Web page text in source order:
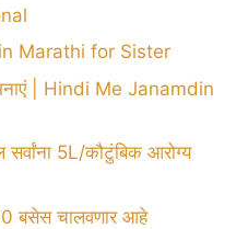
Marathi for Sister
| Hindi Me Janamdin
सर्वांना 5L/कौटुंबिक आरोग्य
बसेस चालवणार आहे